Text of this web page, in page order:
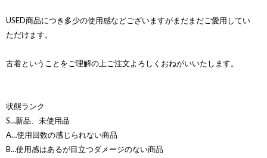
USED商品につき多少の使用感などございますがまだまだご愛用してい
ただけます。
古着ということをご理解の上ご注文よろしくおねがいいたします。
状態ランク
S…新品、未使用品
A…使用回数の感じられない商品
B…使用感はあるが目立つダメージのない商品